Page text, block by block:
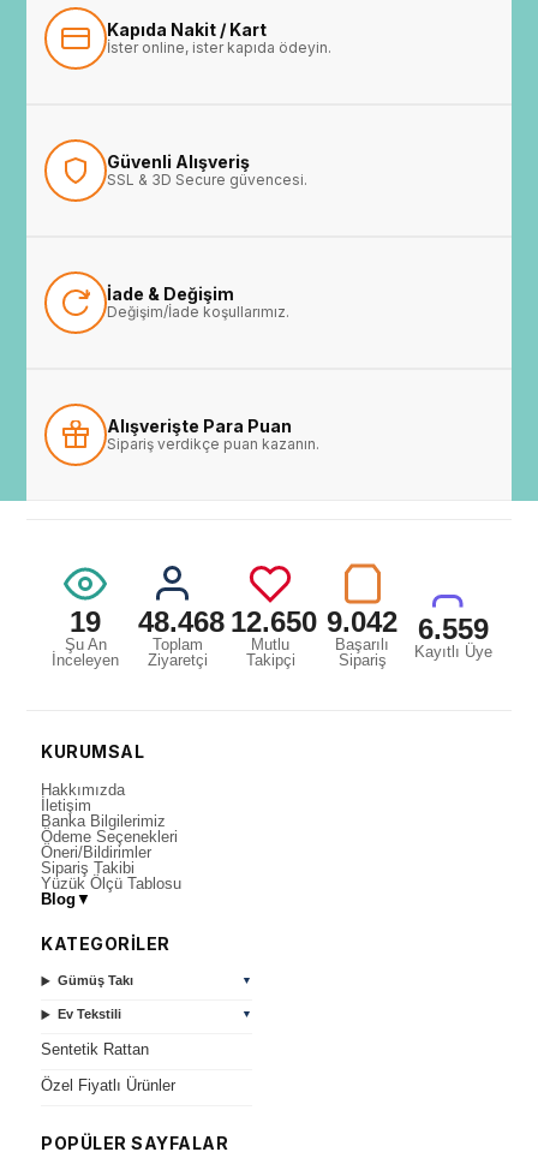
Kapıda Nakit / Kart
İster online, ister kapıda ödeyin.
Güvenli Alışveriş
SSL & 3D Secure güvencesi.
İade & Değişim
Değişim/İade koşullarımız.
Alışverişte Para Puan
Sipariş verdikçe puan kazanın.
19
Şu An
İnceleyen
48.468
Toplam
Ziyaretçi
12.650
Mutlu
Takipçi
9.042
Başarılı
Sipariş
6.559
Kayıtlı Üye
KURUMSAL
Hakkımızda
İletişim
Banka Bilgilerimiz
Ödeme Seçenekleri
Öneri/Bildirimler
Sipariş Takibi
Yüzük Ölçü Tablosu
Blog ▼
KATEGORİLER
Gümüş Takı ▼
Ev Tekstili ▼
Sentetik Rattan
Özel Fiyatlı Ürünler
POPÜLER SAYFALAR